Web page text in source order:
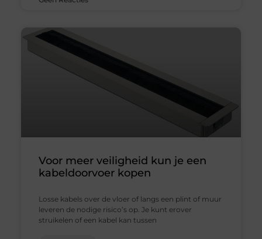
Voor meer veiligheid kun je een
kabeldoorvoer kopen
Losse kabels over de vloer of langs een plint of muur
leveren de nodige risico’s op. Je kunt erover
struikelen of een kabel kan tussen